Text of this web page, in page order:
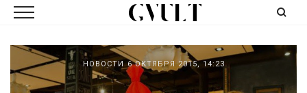
НОВОСТИ 6 ОКТЯБРЯ 2015, 14:23